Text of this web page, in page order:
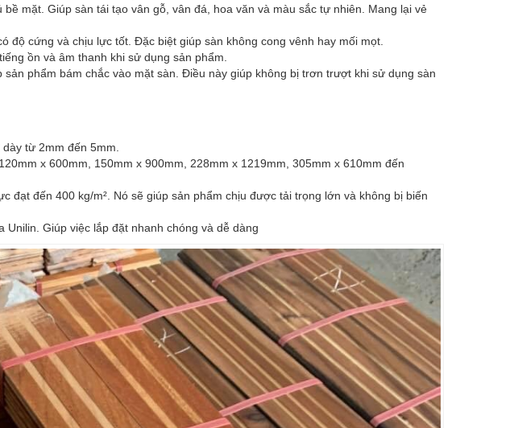
mặt. Giúp sàn tái tạo vân gỗ, vân đá, hoa văn và màu sắc tự nhiên. Mang lại vẻ
độ cứng và chịu lực tốt. Đặc biệt giúp sàn không cong vênh hay mối mọt.
ồn và âm thanh khi sử dụng sản phẩm.
phẩm bám chắc vào mặt sàn. Điều này giúp không bị trơn trượt khi sử dụng sàn
từ 2mm đến 5mm.
x 600mm, 150mm x 900mm, 228mm x 1219mm, 305mm x 610mm đến
đạt đến 400 kg/m². Nó sẽ giúp sản phẩm chịu được tải trọng lớn và không bị biến
Unilin. Giúp việc lắp đặt nhanh chóng và dễ dàng